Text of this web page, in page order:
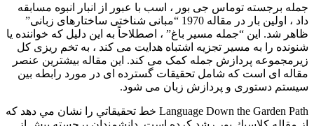
جمله برجسته توماس جی بور ، اسب با عبور از انبار انبوه مسابقه
داد ، اولین بار در مقاله 1970 “مبانی شناختی ساختارهای زبانی”
ظاهر شد. این “جمله مسیر باغ” ، اصطلاحاً به این دلیل که خواننده یا
شنونده را به مسیر تجزیه اشتباه هدایت می کند ، به تخم ریزی کل
زیرمجموعه پردازش جمله کمک می کند. این مقاله بیشترین عنصر
مقاله ای است که شامل تحقیقات گسترده ای در مورد رابطه بین
سیستم دستوری و پردازش زبان می شود.
Language Down the Garden Path خط تحقيقاتي را نشان مي دهد كه